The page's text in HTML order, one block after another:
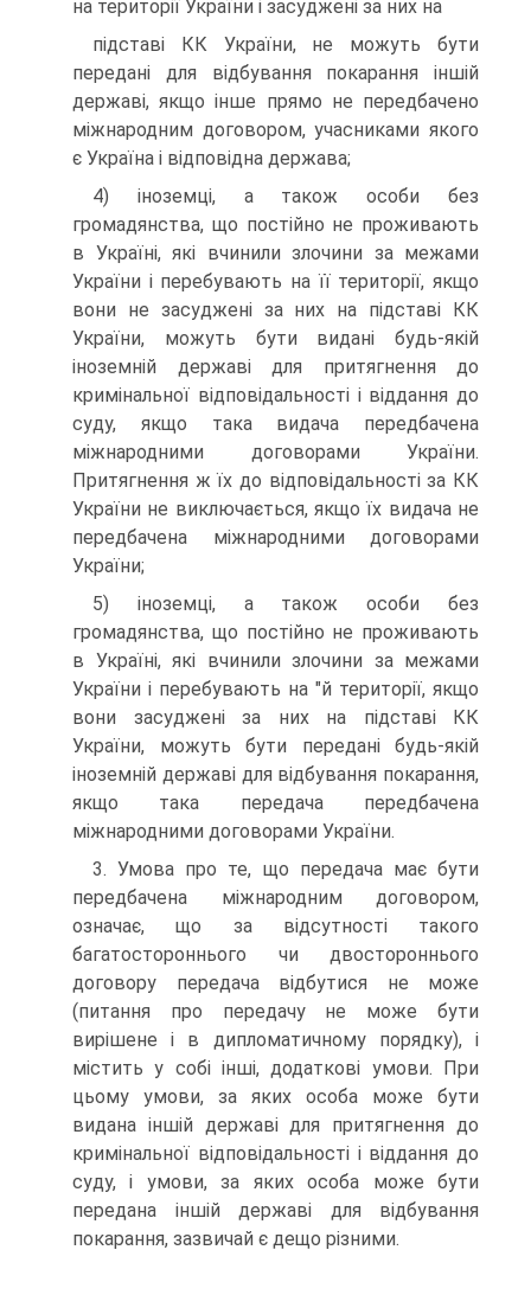
на території України і засуджені за них на
підставі КК України, не можуть бути
передані для відбування покарання іншій
державі, якщо інше прямо не передбачено
міжнародним договором, учасниками якого
є Україна і відповідна держава;
4) іноземці, а також особи без
громадянства, що постійно не проживають
в Україні, які вчинили злочини за межами
України і перебувають на її території, якщо
вони не засуджені за них на підставі КК
України, можуть бути видані будь-якій
іноземній державі для притягнення до
кримінальної відповідальності і віддання до
суду, якщо така видача передбачена
міжнародними договорами України.
Притягнення ж їх до відповідальності за КК
України не виключається, якщо їх видача не
передбачена міжнародними договорами
України;
5) іноземці, а також особи без
громадянства, що постійно не проживають
в Україні, які вчинили злочини за межами
України і перебувають на "й території, якщо
вони засуджені за них на підставі КК
України, можуть бути передані будь-якій
іноземній державі для відбування покарання,
якщо така передача передбачена
міжнародними договорами України.
3. Умова про те, що передача має бути
передбачена міжнародним договором,
означає, що за відсутності такого
багатостороннього чи двостороннього
договору передача відбутися не може
(питання про передачу не може бути
вирішене і в дипломатичному порядку), і
містить у собі інші, додаткові умови. При
цьому умови, за яких особа може бути
видана іншій державі для притягнення до
кримінальної відповідальності і віддання до
суду, і умови, за яких особа може бути
передана іншій державі для відбування
покарання, зазвичай є дещо різними.